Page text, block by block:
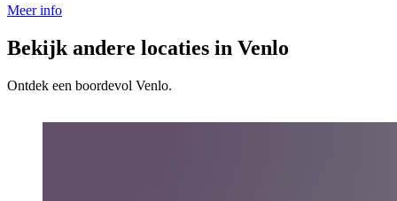
Meer info
Bekijk andere locaties in Venlo
Ontdek een boordevol Venlo.